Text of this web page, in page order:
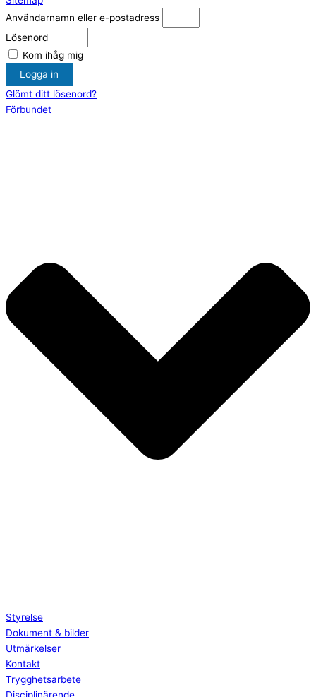
Användarnamn eller e-postadress
Lösenord
Kom ihåg mig
Logga in
Glömt ditt lösenord?
Förbundet
Styrelse
Dokument & bilder
Utmärkelser
Kontakt
Trygghetsarbete